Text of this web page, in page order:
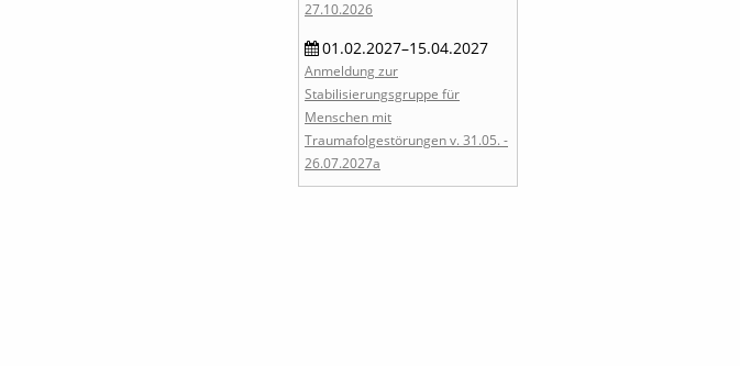
27.10.2026
01.02.2027–15.04.2027
Anmeldung zur
Stabilisierungsgruppe für
Menschen mit
Traumafolgestörungen v. 31.05. -
26.07.2027a